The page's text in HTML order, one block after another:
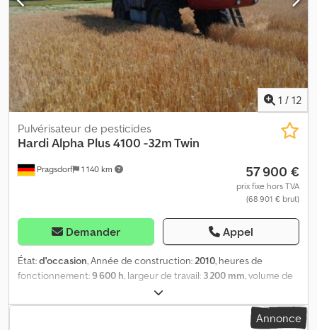
1 / 12
Pragsdorf 1 140 km
Pulvérisateur de pesticides
HardiAlpha Plus 4100 -32m Twin
57 900 €
prix fixe hors TVA
(68 901 € brut)
Demander Appel
État:d'occasion, Année de construction:2010, heures de
fonctionnement:9 600 h, largeur de travail: 3 200 mm, volume de
4 100 m³
9 600. Hardi Alpha Plus 4100 Easy Drive avec flèche double de
Annonce